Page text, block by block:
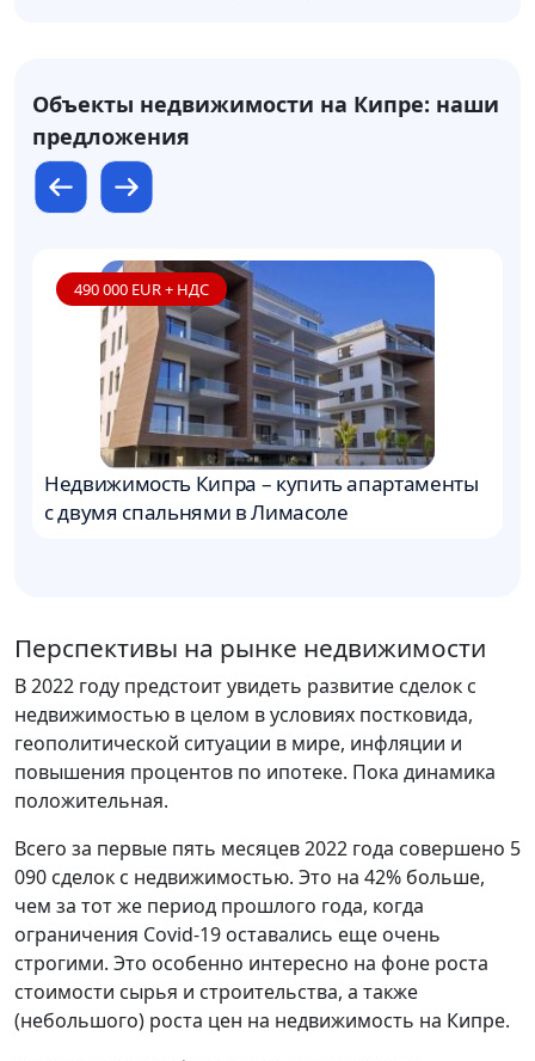
Объекты недвижимости на Кипре: наши
предложения
490 000 EUR + НДС
Недвижимость Кипра – купить апартаменты
с двумя спальнями в Лимасоле
Перспективы на рынке недвижимости
В 2022 году предстоит увидеть развитие сделок с
недвижимостью в целом в условиях постковида,
геополитической ситуации в мире, инфляции и
повышения процентов по ипотеке. Пока динамика
положительная.
Всего за первые пять месяцев 2022 года совершено 5
090 сделок с недвижимостью. Это на 42% больше,
чем за тот же период прошлого года, когда
ограничения Covid-19 оставались еще очень
строгими. Это особенно интересно на фоне роста
стоимости сырья и строительства, а также
(небольшого) роста цен на недвижимость на Кипре.